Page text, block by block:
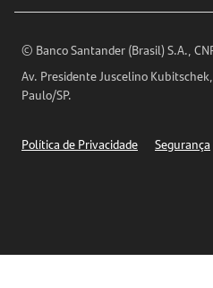
Encontre nossas agências
Horários de Atendimento
Telefones
© Banco Santander (Brasil) S.A.,
Av. Presidente Juscelino
Paulo/SP.
Política de Privacidade Segurança